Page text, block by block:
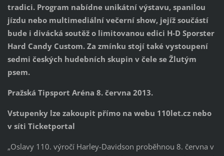
tradici. Program nabídne unikátní výstavu, spanilou
jízdu nebo multimediální večerní show, jejíž součástí
bude i divácká soutěž o limitovanou edici H-D Sporster
Hard Candy Custom. Za zmínku stojí také vystoupení
sedmi českých hudebních skupin v čele se Žlutým
psem.
Pražská Tipsport Aréna 8. června 2013.
Vstupenky lze zakoupit přímo na webu 110let.cz nebo
v síti Ticketportal
„Oslavy 110. výročí Harley-Davidson proběhnou 8. června v